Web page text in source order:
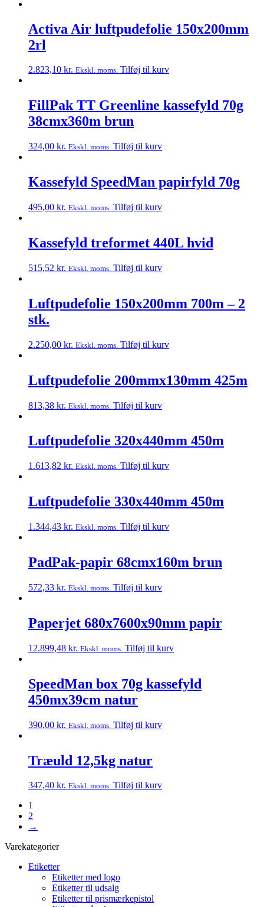
Activa Air luftpudefolie 150x200mm
2rl
2.823,10 kr. Ekskl. moms. Tilføj til kurv
FillPak TT Greenline kassefyld 70g
38cmx360m brun
324,00 kr. Ekskl. moms. Tilføj til kurv
Kassefyld SpeedMan papirfyld 70g
495,00 kr. Ekskl. moms. Tilføj til kurv
Kassefyld treformet 440L hvid
515,52 kr. Ekskl. moms. Tilføj til kurv
Luftpudefolie 150x200mm 700m – 2
stk.
2.250,00 kr. Ekskl. moms. Tilføj til kurv
Luftpudefolie 200mmx130mm 425m
813,38 kr. Ekskl. moms. Tilføj til kurv
Luftpudefolie 320x440mm 450m
1.613,82 kr. Ekskl. moms. Tilføj til kurv
Luftpudefolie 330x440mm 450m
1.344,43 kr. Ekskl. moms. Tilføj til kurv
PadPak-papir 68cmx160m brun
572,33 kr. Ekskl. moms. Tilføj til kurv
Paperjet 680x7600x90mm papir
12.899,48 kr. Ekskl. moms. Tilføj til kurv
SpeedMan box 70g kassefyld
450mx39cm natur
390,00 kr. Ekskl. moms. Tilføj til kurv
Træuld 12,5kg natur
347,40 kr. Ekskl. moms. Tilføj til kurv
1
2
→
Varekategorier
Etiketter
Etiketter med logo
Etiketter til udsalg
Etiketter til prismærkepistol